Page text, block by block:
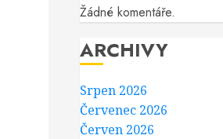
Žádné komentáře.
ARCHIVY
Srpen 2026
Červenec 2026
Červen 2026